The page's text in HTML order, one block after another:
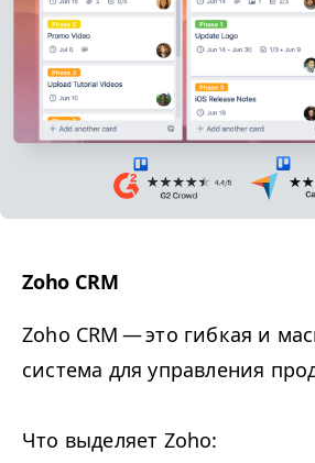
Zoho CRM
Zoho CRM — это гибкая и
система для управления
Что выделяет Zoho: